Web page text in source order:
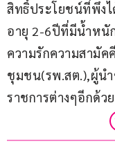
สิทธิ์ประโยชน์ที่พึง
อายุ 2-6ปีที่มีน้ำหนั
ความรักความสามัค
ชุมชน(รพ.สต.),ผู้น
ราชการต่างๆอีกด้ว